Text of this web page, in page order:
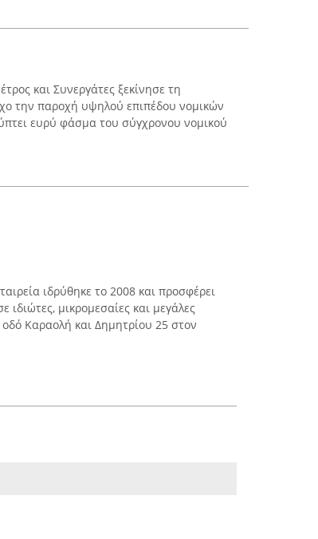
και Συνεργάτες ξεκίνησε τη
την παροχή υψηλού επιπέδου νομικών
ευρύ φάσμα του σύγχρονου νομικού
ιδρύθηκε το 2008 και προσφέρει
μικρομεσαίες και μεγάλες
οδό Καραολή και Δημητρίου 25 στον